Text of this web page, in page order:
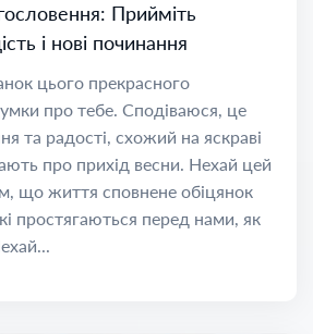
Прийміть
і нові починання
цього прекрасного
про тебе. Сподіваюся, це
та радості, схожий на яскраві
про прихід весни. Нехай цей
що життя сповнене обіцянок
простягаються перед нами, як